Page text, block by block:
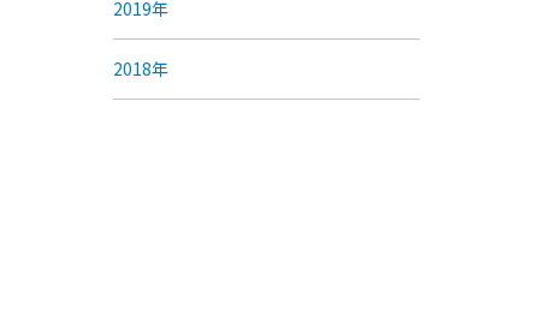
2019年
2018年